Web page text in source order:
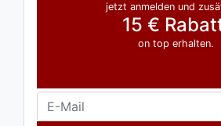
jetzt anmelden und
15 €
on top erhalten.